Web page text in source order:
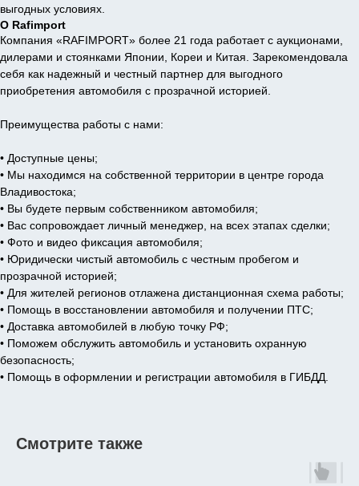
выгодных условиях.
О Rafimport
Компания «RAFIMPORT» более 21 года работает с аукционами,
дилерами и стоянками Японии, Кореи и Китая. Зарекомендовала
себя как надежный и честный партнер для выгодного
приобретения автомобиля с прозрачной историей.
Преимущества работы с нами:
• Доступные цены;
• Мы находимся на собственной территории в центре города
Владивостока;
• Вы будете первым собственником автомобиля;
• Вас сопровождает личный менеджер, на всех этапах сделки;
• Фото и видео фиксация автомобиля;
• Юридически чистый автомобиль с честным пробегом и
прозрачной историей;
• Для жителей регионов отлажена дистанционная схема работы;
• Помощь в восстановлении автомобиля и получении ПТС;
• Доставка автомобилей в любую точку РФ;
• Поможем обслужить автомобиль и установить охранную
безопасность;
• Помощь в оформлении и регистрации автомобиля в ГИБДД.
Смотрите также